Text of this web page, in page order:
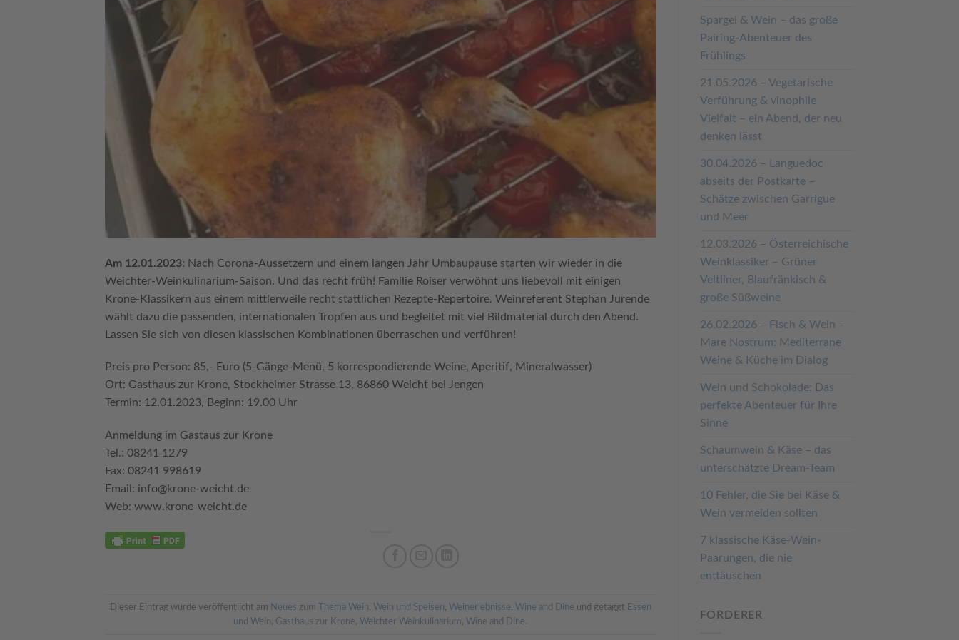
Am 12.01.2023: Nach Corona-Aussetzern und einem langen Jahr Umbaupause starten wir wieder in die
Weichter-Weinkulinarium-Saison. Und das recht früh! Familie Roiser verwöhnt uns liebevoll mit einigen
Krone-Klassikern aus einem mittlerweile recht stattlichen Rezepte-Repertoire. Weinreferent Stephan Jurende
wählt dazu die passenden, internationalen Tropfen aus und begleitet mit viel Bildmaterial durch den Abend.
Lassen Sie sich von diesen klassischen Kombinationen überraschen und verführen!
Preis pro Person: 85,- Euro (5-Gänge-Menü, 5 korrespondierende Weine, Aperitif, Mineralwasser)
Ort: Gasthaus zur Krone, Stockheimer Strasse 13, 86860 Weicht bei Jengen
Termin: 12.01.2023, Beginn: 19.00 Uhr
Anmeldung im Gastaus zur Krone
Tel.: 08241 1279
Fax: 08241 998619
Email: info@krone-weicht.de
Web: www.krone-weicht.de
Dieser Eintrag wurde veröffentlicht am Neues zum Thema Wein, Wein und Speisen, Weinerlebnisse, Wine and Dine und getaggt Essen
und Wein, Gasthaus zur Krone, Weichter Weinkulinarium, Wine and Dine.
Spargel & Wein – das große
Pairing-Abenteuer des
Frühlings
21.05.2026 – Vegetarische
Verführung & vinophile
Vielfalt – ein Abend, der neu
denken lässt
30.04.2026 – Languedoc
abseits der Postkarte –
Schätze zwischen Garrigue
und Meer
12.03.2026 – Österreichische
Weinklassiker – Grüner
Veltliner, Blaufränkisch &
große Süßweine
26.02.2026 – Fisch & Wein –
Mare Nostrum: Mediterrane
Weine & Küche im Dialog
Wein und Schokolade: Das
perfekte Abenteuer für Ihre
Sinne
Schaumwein & Käse – das
unterschätzte Dream-Team
10 Fehler, die Sie bei Käse &
Wein vermeiden sollten
7 klassische Käse-Wein-
Paarungen, die nie
enttäuschen
FÖRDERER